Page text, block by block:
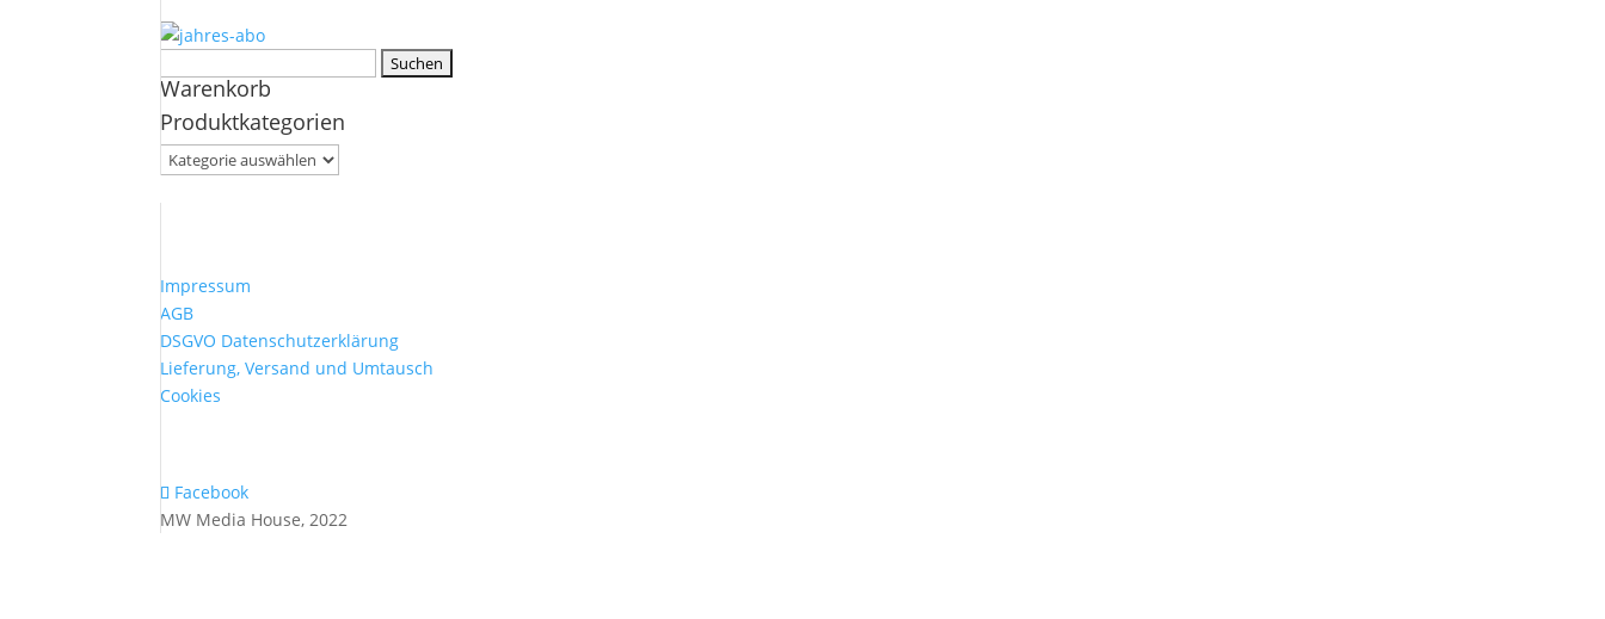
nach:
Warenkorb
Produktkategorien
Impressum
AGB
DSGVO Datenschutzerklärung
Lieferung, Versand und Umtausch
Cookies
Facebook
MW Media House, 2022